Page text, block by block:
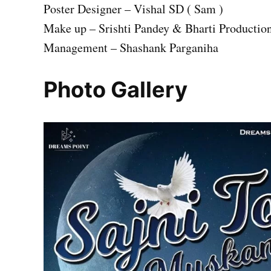
Poster Designer – Vishal SD ( Sam )
Make up – Srishti Pandey & Bharti
Management – Shashank Parganiha
Photo Gallery